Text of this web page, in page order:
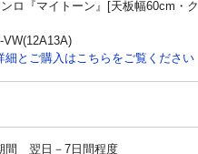
ロ『マイトーン』[天板幅60cm・
細とご購入はこちらをご覧ください
間 翌日－7日間程度